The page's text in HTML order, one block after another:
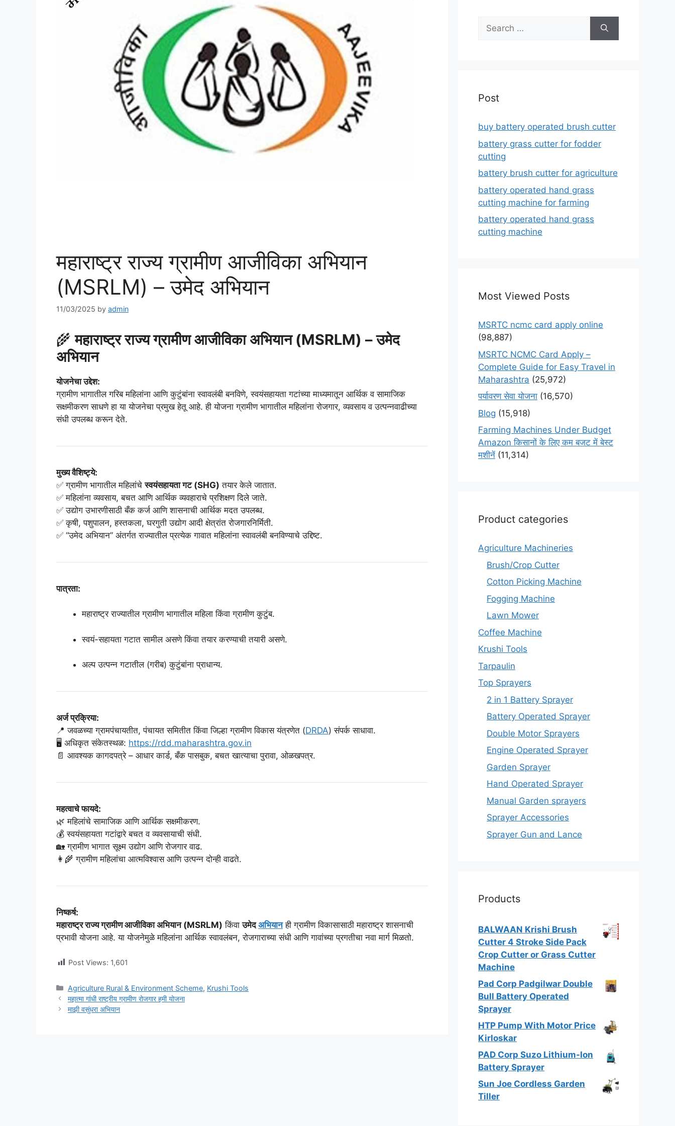
महाराष्ट्र राज्य ग्रामीण आजीविका अभियान
(MSRLM) – उमेद अभियान
11/03/2025 by admin
🌾महाराष्ट्र राज्य ग्रामीण आजीविका अभियान (MSRLM) – उमेद
अभियान
योजनेचा उद्देश:
ग्रामीण भागातील गरिब महिलांना आणि कुटुंबांना स्वावलंबी बनविणे, स्वयंसहायता गटांच्या माध्यमातून आर्थिक व सामाजिक
सक्षमीकरण साधणे हा या योजनेचा प्रमुख हेतू आहे. ही योजना ग्रामीण भागातील महिलांना रोजगार, व्यवसाय व उत्पन्नवाढीच्या
संधी उपलब्ध करून देते.
मुख्य वैशिष्ट्ये:
✅ ग्रामीण भागातील महिलांचेस्वयंसहायता गट (SHG) तयार केले जातात.
✅ महिलांना व्यवसाय, बचत आणि आर्थिक व्यवहाराचे प्रशिक्षण दिले जाते.
✅ उद्योग उभारणीसाठी बँक कर्ज आणि शासनाची आर्थिक मदत उपलब्ध.
✅ कृषी, पशुपालन, हस्तकला, घरगुती उद्योग आदी क्षेत्रांत रोजगारनिर्मिती.
✅ “उमेद अभियान” अंतर्गत राज्यातील प्रत्येक गावात महिलांना स्वावलंबी बनविण्याचे उद्दिष्ट.
पात्रता:
महाराष्ट्र राज्यातील ग्रामीण भागातील महिला किंवा ग्रामीण कुटुंब.
स्वयं-सहायता गटात सामील असणे किंवा तयार करण्याची तयारी असणे.
अल्प उत्पन्न गटातील (गरीब) कुटुंबांना प्राधान्य.
अर्ज प्रक्रिया:
📍 जवळच्या ग्रामपंचायतीत, पंचायत समितीत किंवा जिल्हा ग्रामीण विकास यंत्रणेत (DRDA) संपर्क साधावा.
🖥️ अधिकृत संकेतस्थळ: https://rdd.maharashtra.gov.in
📄 आवश्यक कागदपत्रे – आधार कार्ड, बँक पासबुक, बचत खात्याचा पुरावा, ओळखपत्र.
महत्वाचे फायदे:
🌿 महिलांचे सामाजिक आणि आर्थिक सक्षमीकरण.
💰 स्वयंसहायता गटांद्वारे बचत व व्यवसायाची संधी.
🏡 ग्रामीण भागात सूक्ष्म उद्योग आणि रोजगार वाढ.
👩‍🌾 ग्रामीण महिलांचा आत्मविश्वास आणि उत्पन्न दोन्ही वाढते.
निष्कर्ष:
महाराष्ट्र राज्य ग्रामीण आजीविका अभियान (MSRLM) किंवाउमेदअभियानही ग्रामीण विकासासाठी महाराष्ट्र शासनाची
प्रभावी योजना आहे. या योजनेमुळे महिलांना आर्थिक स्वावलंबन, रोजगाराच्या संधी आणि गावांच्या प्रगतीचा नवा मार्ग मिळतो.
Post Views: 1,601
Categories
Agriculture Rural & Environment Scheme, Krushi Tools
महात्मा गांधी राष्ट्रीय ग्रामीण रोजगार हमी योजना
माझी वसुंधरा अभियान
Search
for:
Post
buy battery operated brush cutter
battery grass cutter for fodder
cutting
battery brush cutter for agriculture
battery operated hand grass
cutting machine for farming
battery operated hand grass
cutting machine
Most Viewed Posts
MSRTC ncmc card apply online
(98,887)
MSRTC NCMC Card Apply –
Complete Guide for Easy Travel in
Maharashtra (25,972)
पर्यावरण सेवा योजना (16,570)
Blog (15,918)
Farming Machines Under Budget
Amazon किसानों के लिए कम बजट में बेस्ट
मशीनें (11,314)
Product categories
Agriculture Machineries
Brush/Crop Cutter
Cotton Picking Machine
Fogging Machine
Lawn Mower
Coffee Machine
Krushi Tools
Tarpaulin
Top Sprayers
2 in 1 Battery Sprayer
Battery Operated Sprayer
Double Motor Sprayers
Engine Operated Sprayer
Garden Sprayer
Hand Operated Sprayer
Manual Garden sprayers
Sprayer Accessories
Sprayer Gun and Lance
Products
BALWAAN Krishi Brush
Cutter 4 Stroke Side Pack
Crop Cutter or Grass Cutter
Machine
Pad Corp Padgilwar Double
Bull Battery Operated
Sprayer
HTP Pump With Motor Price
Kirloskar
PAD Corp Suzo Lithium-Ion
Battery Sprayer
Sun Joe Cordless Garden
Tiller